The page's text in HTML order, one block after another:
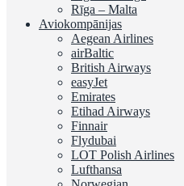
Rīga – Malta
Aviokompānijas
Aegean Airlines
airBaltic
British Airways
easyJet
Emirates
Etihad Airways
Finnair
Flydubai
LOT Polish Airlines
Lufthansa